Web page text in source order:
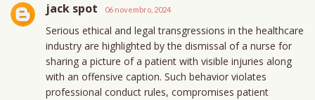
jack spot 06 novembro, 2024
Serious ethical and legal transgressions in the healthcare
industry are highlighted by the dismissal of a nurse for
sharing a picture of a patient with visible injuries along
with an offensive caption. Such behavior violates
professional conduct rules, compromises patient